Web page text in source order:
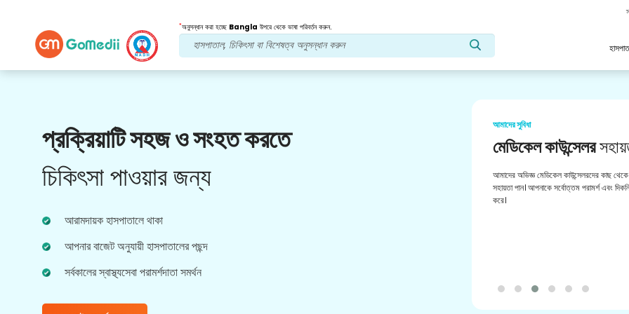
*অনুসন্ধান করা হচ্ছে Bangla উপরে থেকে ভাষা পরিবর্তন করুন.
প্রক্রিয়াটি সহজ ও সংহত করতে
চিকিৎসা পাওয়ার জন্য
আরামদায়ক হাসপাতালে থাকা
আপনার বাজেট অনুযায়ী হাসপাতালের পছন্দ
সর্বকালের স্বাস্থ্যসেবা পরামর্শদাতা সমর্থন
আমাদের সুবিধা
পোস্ট চিকিত্সাঅনুসরণ যত্ন
আপনার সমস্যার সমাধান করার জন্য আমাদের দলের সাথে 24x7
চিকিৎসা এবং রোগীর সহায়তা পান। আপনার চিকিৎসার
আমাদের সুবিধা
মেডিকেল কাউন্সেলর
আমাদের অভিজ্ঞ মেডিকেল কাউন্সেলরদের কাছ থেকে
সহায়তা পান। আপনাকে সর্বোত্তম পরামর্শ এবং
করে।